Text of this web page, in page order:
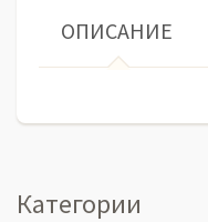
ОПИСАНИЕ
Категории